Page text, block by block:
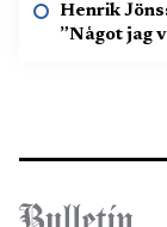
Henrik
”Något jag